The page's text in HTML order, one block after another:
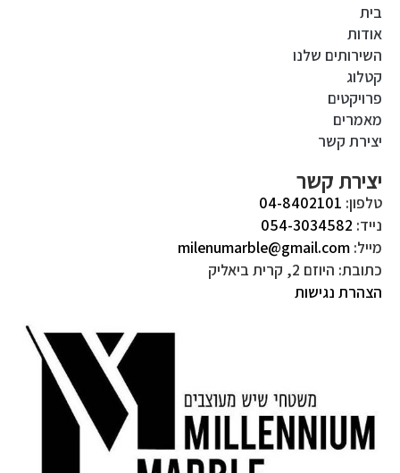
בית
אודות
השירותים שלנו
קטלוג
פרויקטים
מאמרים
יצירת קשר
יצירת קשר
טלפון: 04-8402101
נייד: 054-3034582
מייל: milenumarble@gmail.com
כתובת: היוזם 2, קרית ביאליק
הצהרת נגישות